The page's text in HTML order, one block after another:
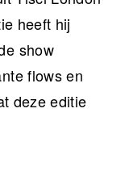
heeft hij
show
flows en
deze editie